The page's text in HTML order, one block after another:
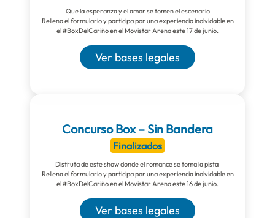
Que la esperanza y el amor se tomen el escenario
Rellena el formulario y participa por una experiencia inolvidable en
el #BoxDelCariño en el Movistar Arena este 17 de junio.
Ver bases legales
Concurso Box – Sin Bandera
Finalizados
Disfruta de este show donde el romance se toma la pista
Rellena el formulario y participa por una experiencia inolvidable en
el #BoxDelCariño en el Movistar Arena este 16 de junio.
Ver bases legales